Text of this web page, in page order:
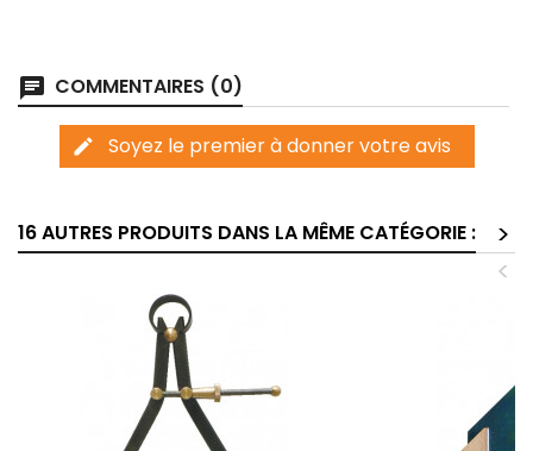
chat COMMENTAIRES (0)
edit Soyez le premier à donner votre avis
16 AUTRES PRODUITS DANS LA MÊME CATÉGORIE :
>
<